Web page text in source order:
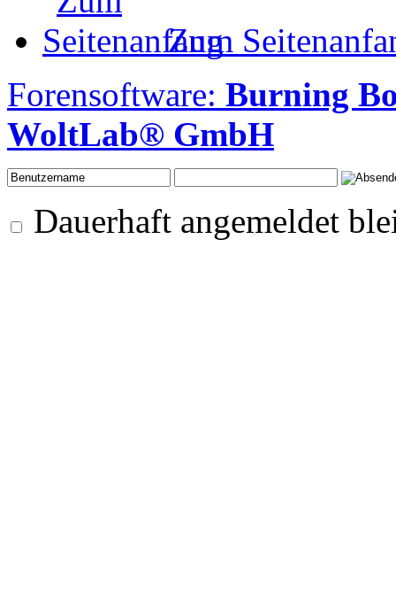
Zum
Forensoftware: Burning
WoltLab® GmbH
Dauerhaft angemeldet